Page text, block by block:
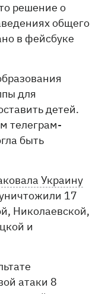
решение о
общего
в фейсбуке
для
детей.
телеграм-
быть
Украину
17
Николаевской,
и
атаки 8